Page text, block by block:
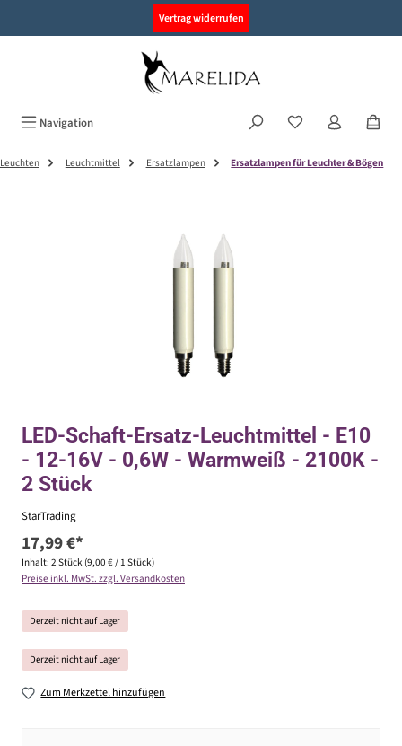
Vertrag widerrufen
Navigation
Leuchten Leuchtmittel Ersatzlampen Ersatzlampen für Leuchter & Bögen
LED-Schaft-Ersatz-Leuchtmittel - E10
- 12-16V - 0,6W - Warmweiß - 2100K -
2 Stück
StarTrading
17,99 €*
Inhalt: 2 Stück (9,00 € / 1 Stück)
Preise inkl. MwSt. zzgl. Versandkosten
Derzeit nicht auf Lager
Derzeit nicht auf Lager
Zum Merkzettel hinzufügen